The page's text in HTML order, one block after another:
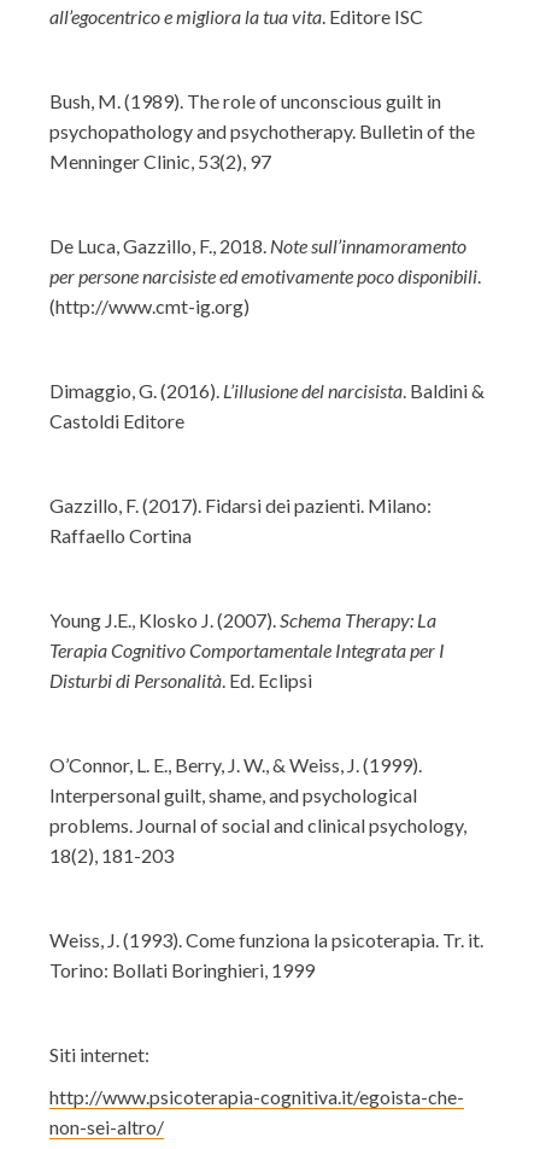
all’egocentrico e migliora la tua vita. Editore ISC
Bush, M. (1989). The role of unconscious guilt in
psychopathology and psychotherapy. Bulletin of the
Menninger Clinic, 53(2), 97
De Luca, Gazzillo, F., 2018. Note sull’innamoramento
per persone narcisiste ed emotivamente poco disponibili.
(http://www.cmt-ig.org)
Dimaggio, G. (2016). L’illusione del narcisista. Baldini &
Castoldi Editore
Gazzillo, F. (2017). Fidarsi dei pazienti. Milano:
Raffaello Cortina
Young J.E., Klosko J. (2007).Schema Therapy: La
Terapia Cognitivo Comportamentale Integrata per I
Disturbi di Personalità. Ed. Eclipsi
O’Connor, L. E., Berry, J. W., & Weiss, J. (1999).
Interpersonal guilt, shame, and psychological
problems. Journal of social and clinical psychology,
18(2), 181-203
Weiss, J. (1993). Come funziona la psicoterapia. Tr. it.
Torino: Bollati Boringhieri, 1999
Siti internet:
http://www.psicoterapia-cognitiva.it/egoista-che-
non-sei-altro/